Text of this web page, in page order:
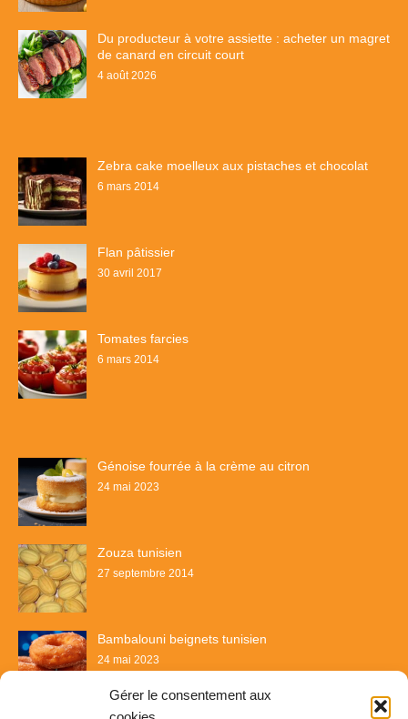
Gérer le consentement aux
Du producteur à votre assiette : acheter un magret
de canard en circuit court
4 août 2026
Zebra cake moelleux aux pistaches et chocolat
6 mars 2014
Flan pâtissier
30 avril 2017
Tomates farcies
6 mars 2014
Génoise fourrée à la crème au citron
24 mai 2023
Zouza tunisien
27 septembre 2014
Bambalouni beignets tunisien
24 mai 2023